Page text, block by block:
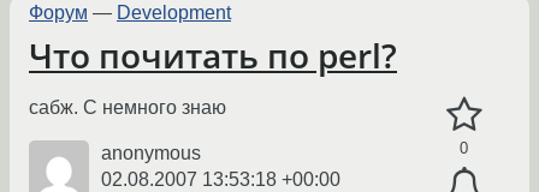
Форум — Development
Что почитать по perl?
0
сабж. C немного знаю
anonymous
02.08.2007 13:53:18 +00:00